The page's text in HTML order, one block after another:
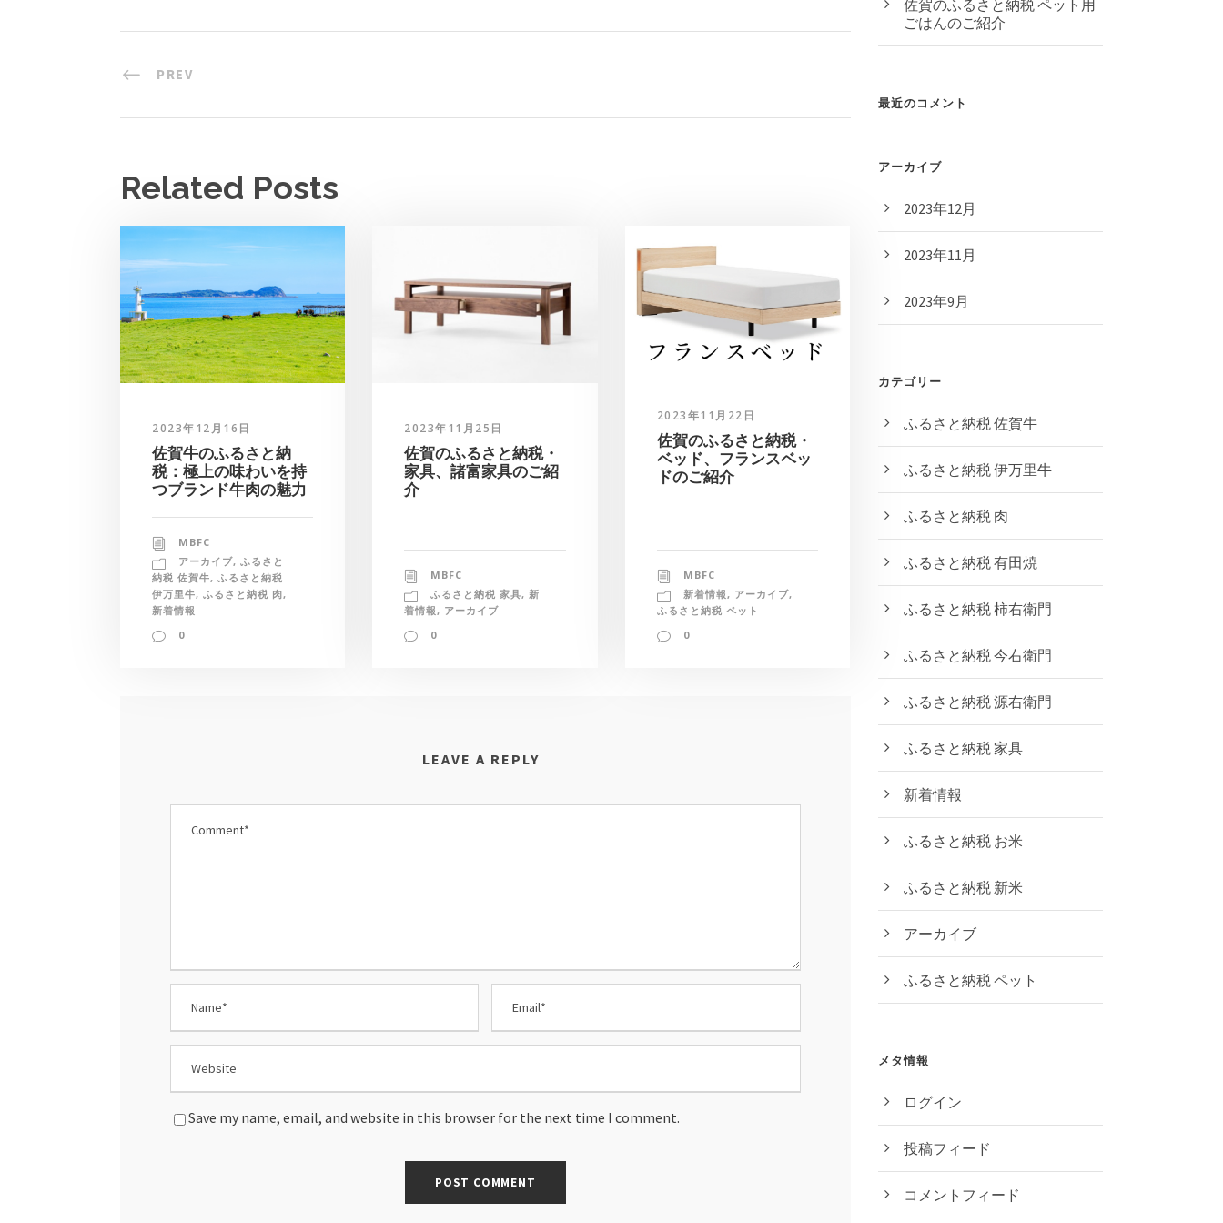
PREV
Related Posts
2023年12月16日
佐賀牛のふるさと納
税：極上の味わいを持
つブランド牛肉の魅力
MBFC
アーカイブ, ふるさと
納税 佐賀牛, ふるさと納税
伊万里牛, ふるさと納税 肉,
新着情報
0
2023年11月25日
佐賀のふるさと納税・
家具、諸富家具のご紹
介
MBFC
ふるさと納税 家具, 新
着情報, アーカイブ
0
2023年11月22日
佐賀のふるさと納税・
ベッド、フランスベッ
ドのご紹介
MBFC
新着情報, アーカイブ,
ふるさと納税 ペット
0
LEAVE A REPLY
Save my name, email, and website in this browser for the next time I comment.
佐賀のふるさと納税 ペット用
ごはんのご紹介
最近のコメント
アーカイブ
2023年12月
2023年11月
2023年9月
カテゴリー
ふるさと納税 佐賀牛
ふるさと納税 伊万里牛
ふるさと納税 肉
ふるさと納税 有田焼
ふるさと納税 柿右衛門
ふるさと納税 今右衛門
ふるさと納税 源右衛門
ふるさと納税 家具
新着情報
ふるさと納税 お米
ふるさと納税 新米
アーカイブ
ふるさと納税 ペット
メタ情報
ログイン
投稿フィード
コメントフィード